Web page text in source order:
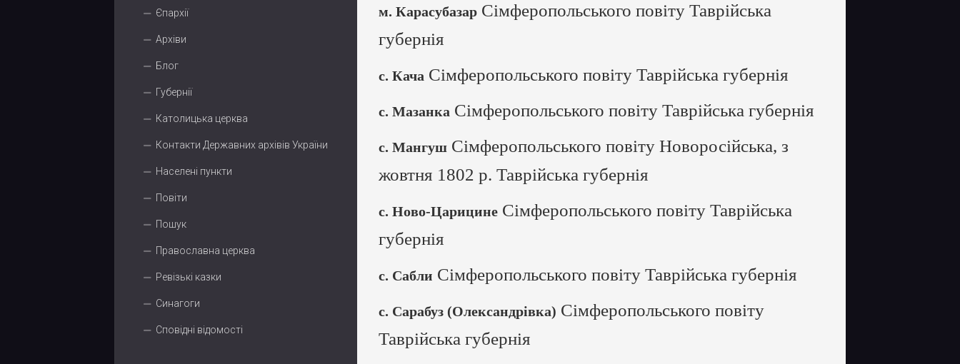
Єпархії
Архіви
Блог
Губернії
Католицька церква
Контакти Державних архівів України
Населені пункти
Повіти
Пошук
Православна церква
Ревізькі казки
Синагоги
Сповідні відомості
м. Карасубазар Сімферопольського повіту Таврійська
губернія
с. Кача Сімферопольського повіту Таврійська губернія
с. Мазанка Сімферопольського повіту Таврійська губернія
с. Мангуш Сімферопольського повіту Новоросійська, з
жовтня 1802 р. Таврійська губернія
с. Ново-Царицине Сімферопольського повіту Таврійська
губернія
с. Сабли Сімферопольського повіту Таврійська губернія
с. Сарабуз (Олександрівка) Сімферопольського повіту
Таврійська губернія